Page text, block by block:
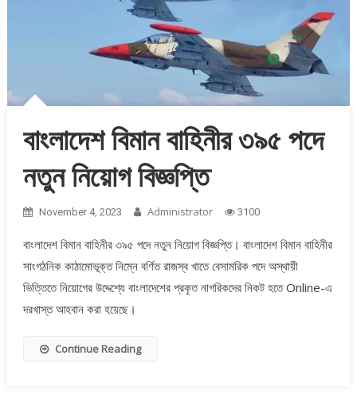
বাংলাদেশ বিমান বাহিনীর ৩৯৫ পদে
নতুন নিয়োগ বিজ্ঞপ্তি
November 4, 2023 Administrator 3100
বাংলাদেশ বিমান বাহিনীর ৩৯৫ পদে নতুন নিয়োগ বিজ্ঞপ্তি। বাংলাদেশ বিমান বাহিনীর
সাংগঠনিক কাঠামোভূক্ত নিম্নে বর্ণিত রাজস্ব খাতে বেসামরিক পদে অস্থায়ী
ভিত্তিতে নিয়োগের উদ্দেশ্যে বাংলাদেশের প্রকৃত নাগরিকদের নিকট হতে Online-এ
দরখাস্ত আহবান করা হয়েছে।
Continue Reading